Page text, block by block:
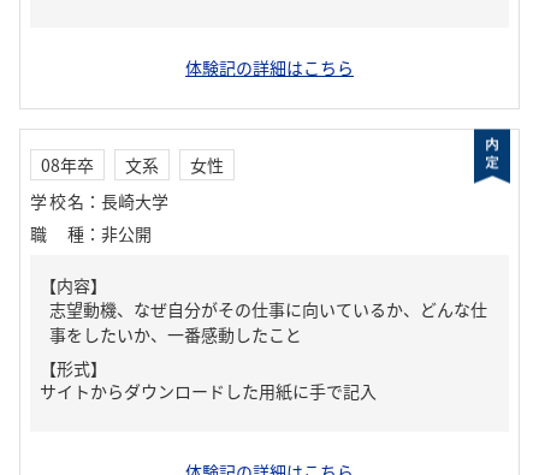
体験記の詳細はこちら
08年卒 文系
女性
学校名 ： 長崎大学
職種 ： 非公開
【内容】
志望動機、なぜ自分がその仕事に向いているか、どんな仕
事をしたいか、一番感動したこと
【形式】
サイトからダウンロードした用紙に手で記入